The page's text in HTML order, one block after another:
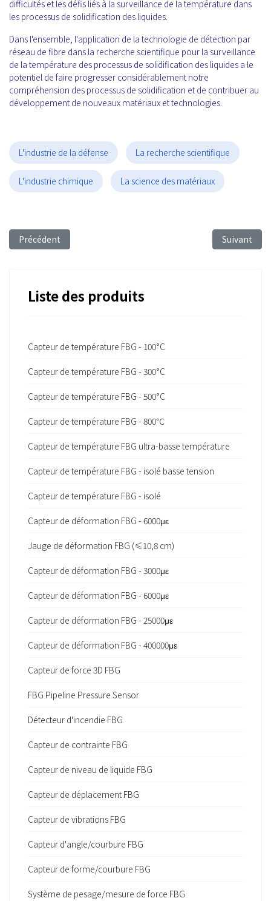
difficultés et les défis liés à la surveillance de la température dans
les processus de solidification des liquides.
Dans l'ensemble, l'application de la technologie de détection par
réseau de fibre dans la recherche scientifique pour la surveillance
de la température des processus de solidification des liquides a le
potentiel de faire progresser considérablement notre
compréhension des processus de solidification et de contribuer au
développement de nouveaux matériaux et technologies.
L'industrie de la défense La recherche scientifique
L'industrie chimique La science des matériaux
Article précédent : FBG Sensing Technology for the SHM of
Précédent Article
Suivant
Liste des produits
Capteur de température FBG - 100°C
Capteur de température FBG - 300°C
Capteur de température FBG - 500°C
Capteur de température FBG - 800℃
Capteur de température FBG ultra-basse température
Capteur de température FBG - isolé basse tension
Capteur de température FBG - isolé
Capteur de déformation FBG - 6000με
Jauge de déformation FBG (≤10,8 cm)
Capteur de déformation FBG - 3000με
Capteur de déformation FBG - 6000με
Capteur de déformation FBG - 25000με
Capteur de déformation FBG - 400000με
Capteur de force 3D FBG
FBG Pipeline Pressure Sensor
Détecteur d'incendie FBG
Capteur de contrainte FBG
Capteur de niveau de liquide FBG
Capteur de déplacement FBG
Capteur de vibrations FBG
Capteur d'angle/courbure FBG
Capteur de forme/courbure FBG
Système de pesage/mesure de force FBG